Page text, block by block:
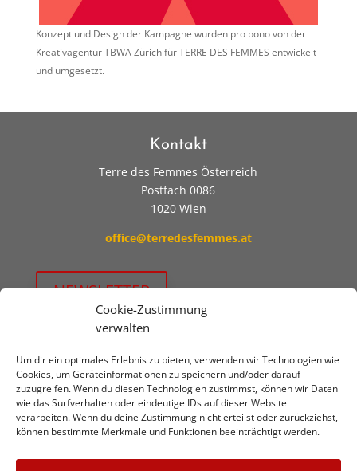
Cookie-Zustimmung
verwalten
Um dir ein optimales Erlebnis zu bieten, verwenden wir Technologien wie
Cookies, um Geräteinformationen zu speichern und/oder darauf
zuzugreifen. Wenn du diesen Technologien zustimmst, können wir Daten
wie das Surfverhalten oder eindeutige IDs auf dieser Website
verarbeiten. Wenn du deine Zustimmung nicht erteilst oder zurückziehst,
können bestimmte Merkmale und Funktionen beeinträchtigt werden.
Konzept und Design der Kampagne wurden pro bono von der
Kreativagentur TBWA Zürich für TERRE DES FEMMES entwickelt
und umgesetzt.
Kontakt
Terre des Femmes Österreich
Postfach 0086
1020 Wien
office@terredesfemmes.at
NEWSLETTER
Wir freuen uns überSPENDENauf:
Erste Bank
IBAN: AT93 2011 1844 6148 0700
BIC: GIBAATWW